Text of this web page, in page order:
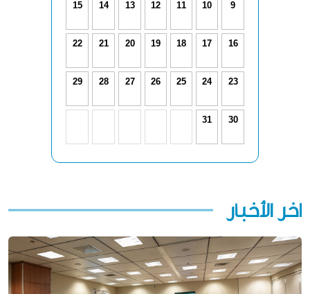
9
10
11
12
13
14
15
16
17
18
19
20
21
22
23
24
25
26
27
28
29
30
31
آخر الأخبار